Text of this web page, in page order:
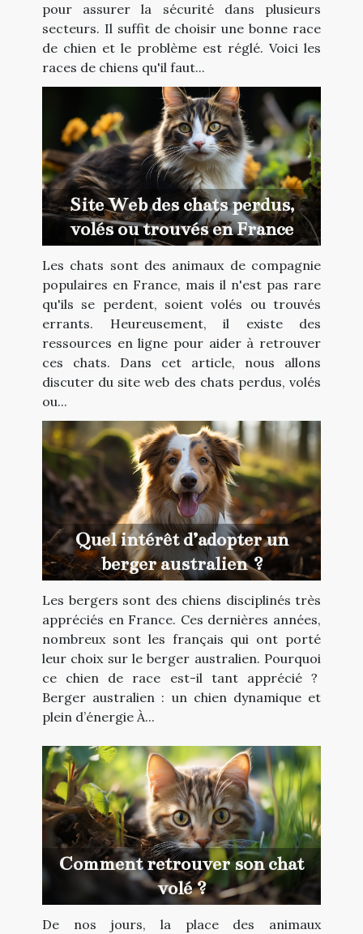
pour assurer la sécurité dans plusieurs
secteurs. Il suffit de choisir une bonne race
de chien et le problème est réglé. Voici les
races de chiens qu'il faut...
Site Web des chats perdus,
volés ou trouvés en France
Les chats sont des animaux de compagnie
populaires en France, mais il n'est pas rare
qu'ils se perdent, soient volés ou trouvés
errants. Heureusement, il existe des
ressources en ligne pour aider à retrouver
ces chats. Dans cet article, nous allons
discuter du site web des chats perdus, volés
ou...
Quel intérêt d’adopter un
berger australien ?
Les bergers sont des chiens disciplinés très
appréciés en France. Ces dernières années,
nombreux sont les français qui ont porté
leur choix sur le berger australien. Pourquoi
ce chien de race est-il tant apprécié ?
Berger australien : un chien dynamique et
plein d’énergie À...
Comment retrouver son chat
volé ?
De nos jours, la place des animaux